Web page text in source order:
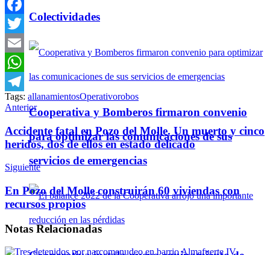
Colectividades
Cooperativa y Bomberos firmaron convenio
para optimizar las comunicaciones de sus
servicios de emergencias
Facebook
Twitter
Email
WhatsApp
Telegram
Tags: allanamientosOperativorobos
Anterior
Accidente fatal en Pozo del Molle. Un muerto y cinco
heridos, dos de ellos en estado delicado
Siguiente
En Pozo del Molle construirán 60 viviendas con
recursos propios
NotasRelacionadas